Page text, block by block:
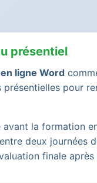
présentiel
ligne Word
présentielles pour
avant la formation
deux journées
finale après